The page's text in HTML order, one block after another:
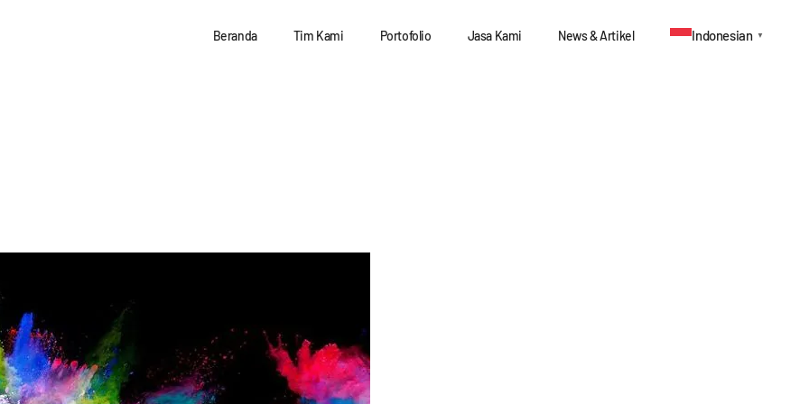
Beranda Tim Kami Portofolio Jasa Kami News & Artikel Indonesian ▼